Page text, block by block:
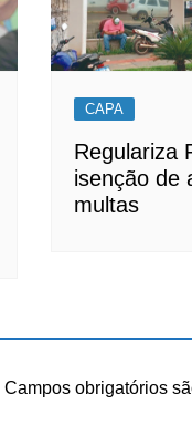
CAPA
Regulariza
isenção de
multas
Campos obrigatórios